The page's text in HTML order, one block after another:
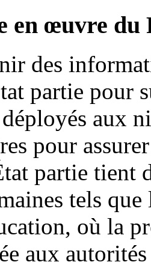
en œuvre du
des
partie pour
aux
pour
partie tient
tels
où la
aux